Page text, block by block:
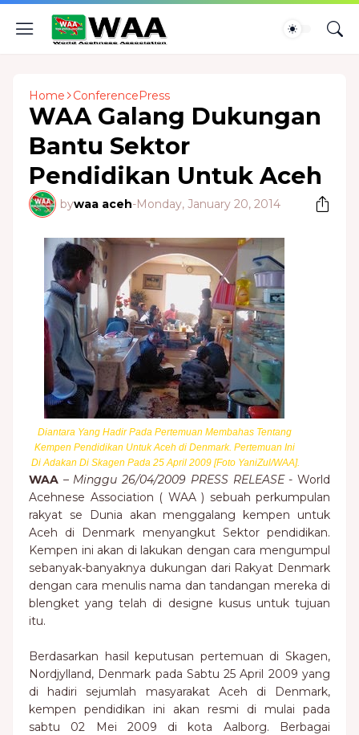
Home ConferencePress
WAA Galang Dukungan
Bantu Sektor
Pendidikan Untuk Aceh
bywaa aceh-Monday, January 20, 2014
Diantara Yang Hadir Pada Pertemuan Membahas Tentang
Kempen Pendidikan Untuk Aceh di Denmark. Pertemuan Ini
Di Adakan Di Skagen Pada 25 April 2009 [Foto YaniZul/WAA].
WAA – Minggu 26/04/2009 PRESS RELEASE- World
Acehnese Association ( WAA ) sebuah perkumpulan
rakyat se Dunia akan menggalang kempen untuk
Aceh di Denmark menyangkut Sektor pendidikan.
Kempen ini akan di lakukan dengan cara mengumpul
sebanyak-banyaknya dukungan dari Rakyat Denmark
dengan cara menulis nama dan tandangan mereka di
blengket yang telah di designe kusus untuk tujuan
itu.
Berdasarkan hasil keputusan pertemuan di Skagen,
Nordjylland, Denmark pada Sabtu 25 April 2009 yang
di hadiri sejumlah masyarakat Aceh di Denmark,
kempen pendidikan ini akan resmi di mulai pada
sabtu 02 Mei 2009 di kota Aalborg. Berbagai